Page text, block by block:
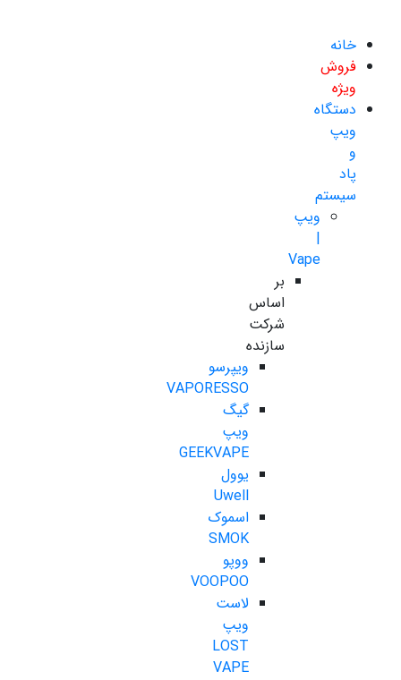
خانه
فروش
ویژه
دستگاه
ویپ
و
پاد
سیستم
ویپ
|
Vape
بر
اساس
شرکت
سازنده
ویپرسو
VAPORESSO
گیگ
ویپ
GEEKVAPE
یوول
Uwell
اسموک
SMOK
ووپو
VOOPOO
لاست
ویپ
LOST
VAPE